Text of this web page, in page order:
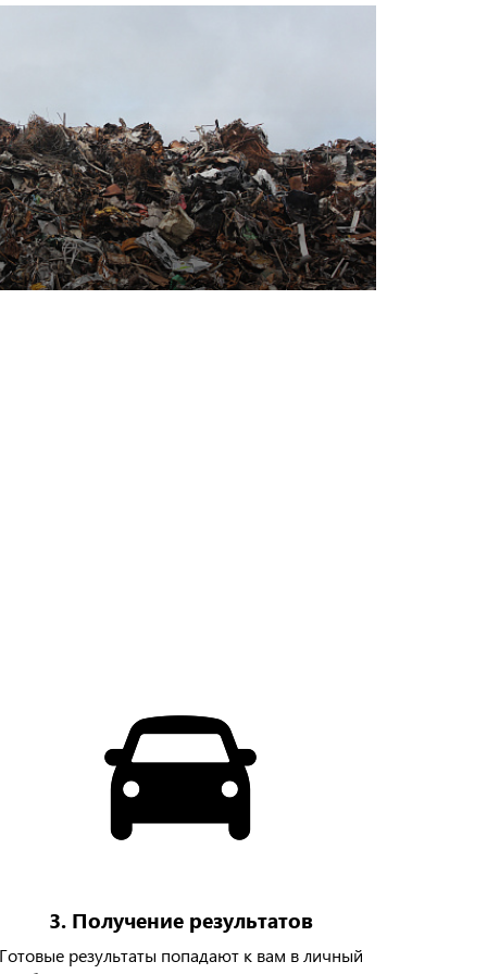
3. Получение результатов
результаты попадают к вам в личный